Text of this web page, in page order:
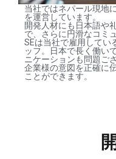
当社ではネパール現地
を運営しています。
開発人材にも日本語や
で、さらに円滑なコミ
SEは当社で雇用してい
ッフ。日本で長く働い
ニケーションも問題ご
企業様の意図を正確に
ことができます。